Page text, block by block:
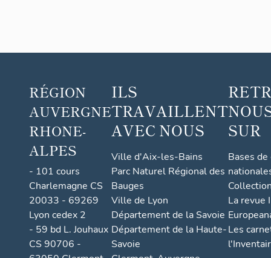
RÉGION
AUVERGNE
RHONE-
ALPES
- 101 cours
Charlemagne CS
20033 - 69269
Lyon cedex 2
- 59 bd L. Jouhaux
CS 90706 -
ILS
TRAVAILLENT
AVEC NOUS
Ville d'Aix-les-Bains
Parc Naturel Régional des
Bauges
Ville de Lyon
Département de la Savoie
Département de la Haute-
Savoie
SUR
Bases
La revue
Les